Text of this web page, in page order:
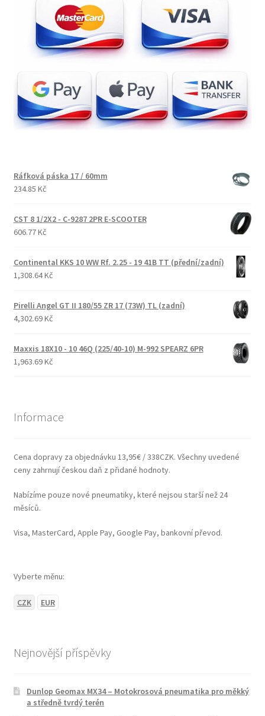
Ráfková páska 17 / 60mm
234.85 Kč
CST 8 1/2X2 - C-9287 2PR E-SCOOTER
606.77 Kč
Continental KKS 10 WW Rf. 2.25 - 19 41B TT (přední/zadní)
1,308.64 Kč
Pirelli Angel GT II 180/55 ZR 17 (73W) TL (zadní)
4,302.69 Kč
Maxxis 18X10 - 10 46Q (225/40-10) M-992 SPEARZ 6PR
1,963.69 Kč
Informace
Cena dopravy za objednávku 13,95€ / 338CZK. Všechny uvedené
ceny zahrnují českou daň z přidané hodnoty.
Nabízíme pouze nové pneumatiky, které nejsou starší než 24
měsíců.
Visa, MasterCard, Apple Pay, Google Pay, bankovní převod.
Vyberte měnu:
CZK EUR
Nejnovější příspěvky
Dunlop Geomax MX34 – Motokrosová pneumatika pro měkký
a středně tvrdý terén